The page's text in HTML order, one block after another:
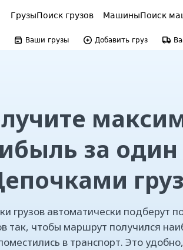
ГрузыПоиск грузов МашиныПоиск
Ваши грузы Добавить груз
за один
грузов автоматически подберут
так, чтобы маршрут получился
в транспорт. Это